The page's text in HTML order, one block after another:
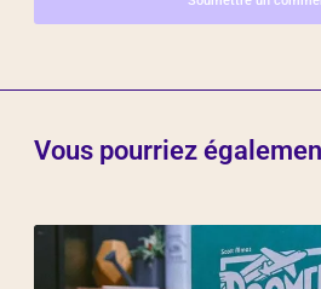
Vous pourriez